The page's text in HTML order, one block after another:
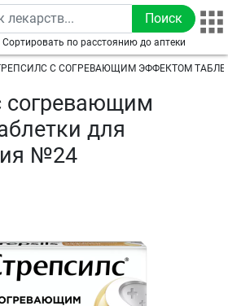
Сортировать по расстоянию до аптеки
С СОГРЕВАЮЩИМ ЭФФЕКТОМ
согревающим
для
№24